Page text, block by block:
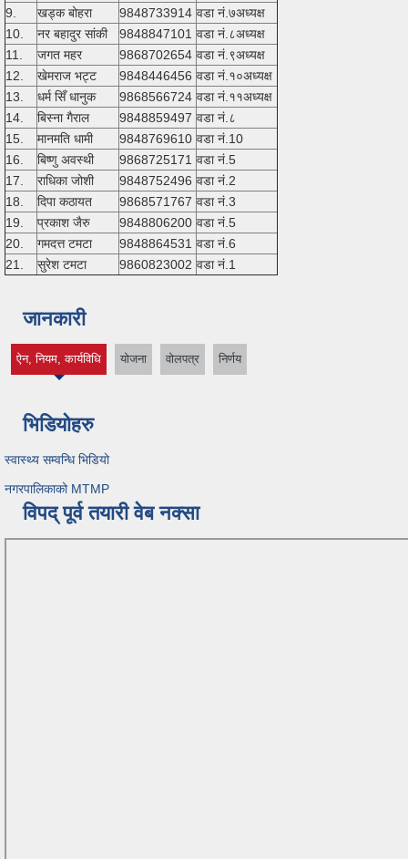
9.
खड्क बोहरा 9848733914 वडा नं.७अध्यक्ष
10.
नर बहादुर सांकी 9848847101 वडा नं.८अध्यक्ष
11.
जगत महर 9868702654 वडा नं.९अध्यक्ष
12.
खेमराज भट्ट 9848446456 वडा नं.१०अध्यक्ष
13.
धर्म सिँ धानुक 9868566724 वडा नं.११अध्यक्ष
14.
बिस्ना गैराल 9848859497 वडा नं.८
15.
मानमति धामी 9848769610 वडा नं.10
16.
बिष्णु अवस्थी 9868725171 वडा नं.5
17.
राधिका जोशी 9848752496 वडा नं.2
18.
दिपा कठायत 9868571767 वडा नं.3
19.
प्रकाश जैरु 9848806200 वडा नं.5
20.
गमदत्त टमटा 9848864531 वडा नं.6
21.
सुरेश टमटा 9860823002 वडा नं.1
जानकारी
ऐन, नियम, कार्यविधि
(active tab)
योजना वोलपत्र निर्णय
भिडियोहरु
स्वास्थ्य सम्वन्धि भिडियो
नगरपालिकाको MTMP
विपद् पूर्व तयारी वेब नक्सा